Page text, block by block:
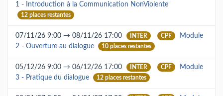
1 - Introduction à la Communication NonViolente
12 places restantes
07/11/26 9:00 → 08/11/26 17:00 INTER CPF
Module
2 - Ouverture au dialogue
10 places restantes
05/12/26 9:00 → 06/12/26 17:00 INTER CPF
Module
3 - Pratique du dialogue
12 places restantes